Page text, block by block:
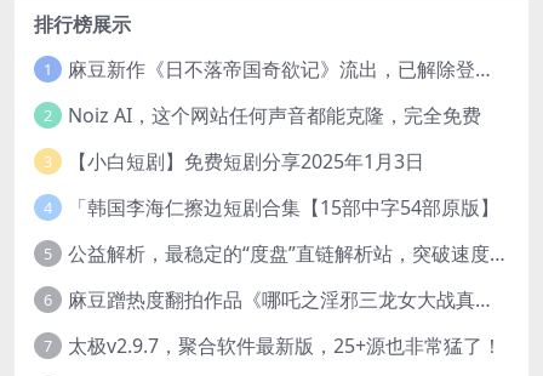
排行榜展示
1 麻豆新作《日不落帝国奇欲记》流出，已解除登录验证！
2 Noiz AI，这个网站任何声音都能克隆，完全免费
3 【小白短剧】免费短剧分享2025年1月3日
4 「韩国李海仁擦边短剧合集【15部中字54部原版】
5 公益解析，最稳定的“度盘”直链解析站，突破速度限制
6 麻豆蹭热度翻拍作品《哪吒之淫邪三龙女大战真阳魔童》 已上线
7 太极v2.9.7，聚合软件最新版，25+源也非常猛了！